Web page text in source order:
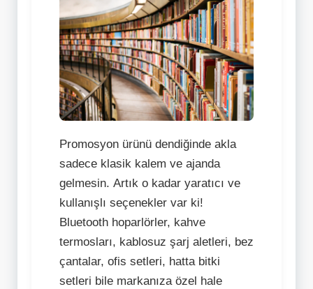
Promosyon ürünü dendiğinde akla
sadece klasik kalem ve ajanda
gelmesin. Artık o kadar yaratıcı ve
kullanışlı seçenekler var ki!
Bluetooth hoparlörler, kahve
termosları, kablosuz şarj aletleri, bez
çantalar, ofis setleri, hatta bitki
setleri bile markanıza özel hale